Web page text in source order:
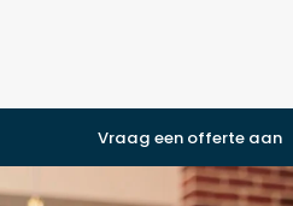
Vraag een offerte aan